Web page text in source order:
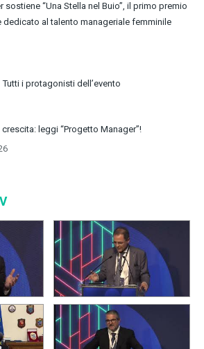
sostiene “Una Stella nel Buio”, il primo premio
dedicato al talento manageriale femminile
i protagonisti dell’evento
leggi “Progetto Manager”!